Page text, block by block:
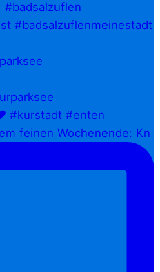
feinen Wochenende: Kn